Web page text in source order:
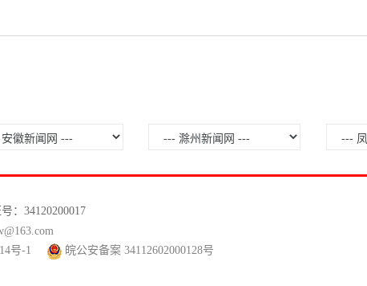
：34120200017
号-1 皖公安备案 34112602000128号